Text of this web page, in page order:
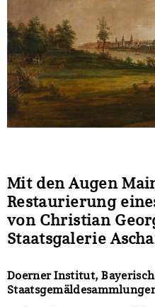
Mit den Augen
Restaurierung
von Christian
Staatsgalerie
Doerner Institut,